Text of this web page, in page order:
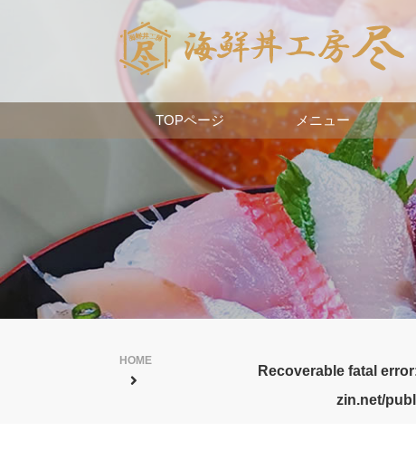
TOPページ メニュー
HOME
Recoverable fatal error
zin.net/